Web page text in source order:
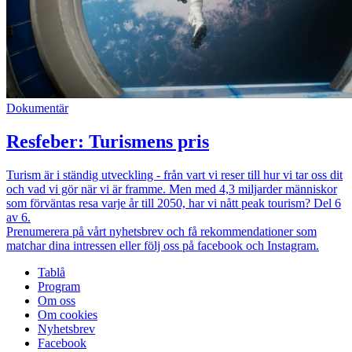
Dokumentär
Resfeber: Turismens pris
Turism är i ständig utveckling - från vart vi reser till hur vi tar oss dit
och vad vi gör när vi är framme. Men med 4,3 miljarder människor
som förväntas resa varje år till 2050, har vi nått peak tourism? Del 6
av 6.
Prenumerera på vårt nyhetsbrev och få rekommendationer som
matchar dina intressen eller följ oss på facebook och Instagram.
Tablå
Program
Om oss
Om cookies
Nyhetsbrev
Facebook